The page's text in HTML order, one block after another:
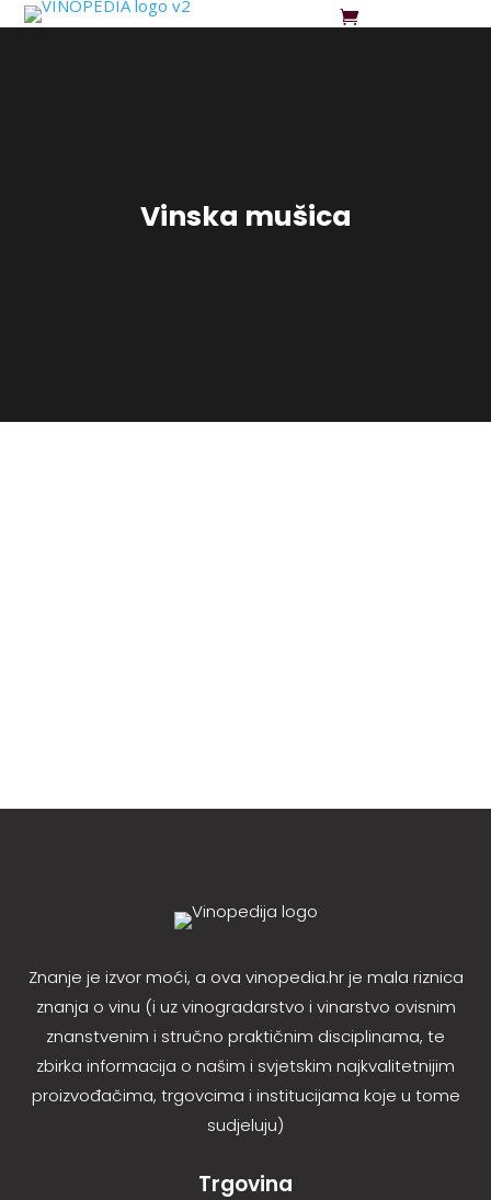
Vinska mušica
Znanje je izvor moći, a ova vinopedia.hr je mala riznica
znanja o vinu (i uz vinogradarstvo i vinarstvo ovisnim
znanstvenim i stručno praktičnim disciplinama, te
zbirka informacija o našim i svjetskim najkvalitetnijim
proizvođačima, trgovcima i institucijama koje u tome
sudjeluju)
Trgovina